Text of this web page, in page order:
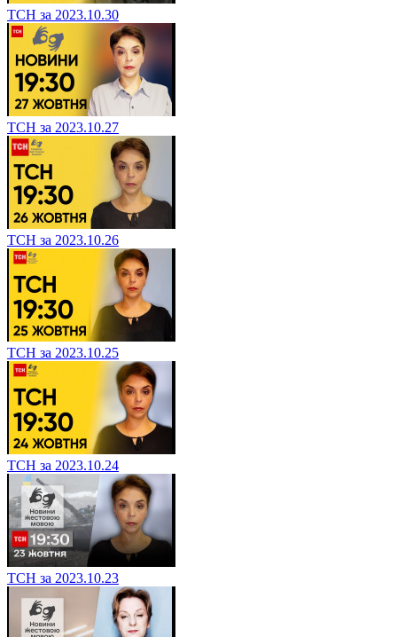
ТСН за 2023.10.30
ТСН за 2023.10.27
ТСН за 2023.10.26
ТСН за 2023.10.25
ТСН за 2023.10.24
ТСН за 2023.10.23